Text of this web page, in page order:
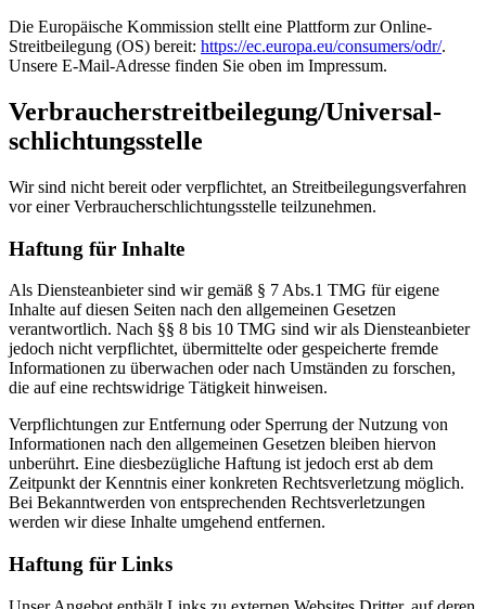
Die Europäische Kommission stellt eine Plattform zur Online-
Streitbeilegung (OS) bereit: https://ec.europa.eu/consumers/odr/.
Unsere E-Mail-Adresse finden Sie oben im Impressum.
Verbraucher­streit­beilegung/Universal­
schlichtungs­stelle
Wir sind nicht bereit oder verpflichtet, an Streitbeilegungsverfahren
vor einer Verbraucherschlichtungsstelle teilzunehmen.
Haftung für Inhalte
Als Diensteanbieter sind wir gemäß § 7 Abs.1 TMG für eigene
Inhalte auf diesen Seiten nach den allgemeinen Gesetzen
verantwortlich. Nach §§ 8 bis 10 TMG sind wir als Diensteanbieter
jedoch nicht verpflichtet, übermittelte oder gespeicherte fremde
Informationen zu überwachen oder nach Umständen zu forschen,
die auf eine rechtswidrige Tätigkeit hinweisen.
Verpflichtungen zur Entfernung oder Sperrung der Nutzung von
Informationen nach den allgemeinen Gesetzen bleiben hiervon
unberührt. Eine diesbezügliche Haftung ist jedoch erst ab dem
Zeitpunkt der Kenntnis einer konkreten Rechtsverletzung möglich.
Bei Bekanntwerden von entsprechenden Rechtsverletzungen
werden wir diese Inhalte umgehend entfernen.
Haftung für Links